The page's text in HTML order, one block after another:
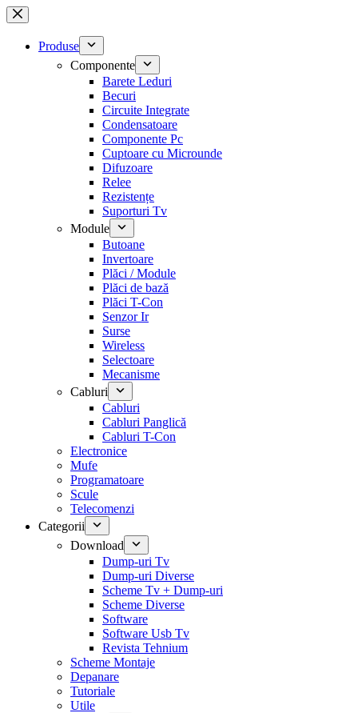
Sari
la
conținutProduse
Componente
Barete Leduri
Becuri
Circuite Integrate
Condensatoare
Componente Pc
Cuptoare cu Microunde
Difuzoare
Relee
Rezistențe
Suporturi Tv
Module
Butoane
Invertoare
Plăci / Module
Plăci de bază
Plăci T-Con
Senzor Ir
Surse
Wireless
Selectoare
Mecanisme
Cabluri
Cabluri
Cabluri Panglică
Cabluri T-Con
Electronice
Mufe
Programatoare
Scule
Telecomenzi
Categorii
Download
Dump-uri Tv
Dump-uri Diverse
Scheme Tv + Dump-uri
Scheme Diverse
Software
Software Usb Tv
Revista Tehnium
Scheme Montaje
Depanare
Tutoriale
Utile